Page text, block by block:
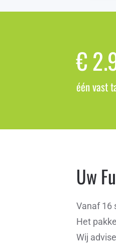
€
één vast
Uw
Vanaf 16
Het
Wij